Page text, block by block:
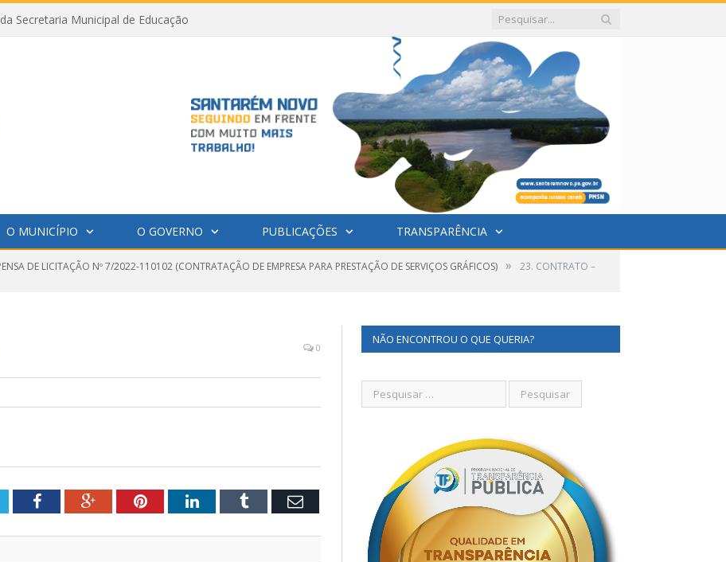
Secretaria Municipal de Educação
O MUNICÍPIO O GOVERNO PUBLICAÇÕES TRANSPARÊNCIA
DE LICITAÇÃO Nº 7/2022-110102 (CONTRATAÇÃO DE EMPRESA PARA PRESTAÇÃO DE SERVIÇOS GRÁFICOS) » 23. CONTRATO –
0
FacebookGoogle+PinterestLinkedInTumblr Email
NÃO ENCONTROU O QUE QUERIA?